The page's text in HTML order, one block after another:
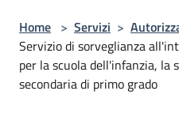
Home > Servizi >
Servizio di sorveglianza
per la scuola dell'infanzia, la
secondaria di primo grado